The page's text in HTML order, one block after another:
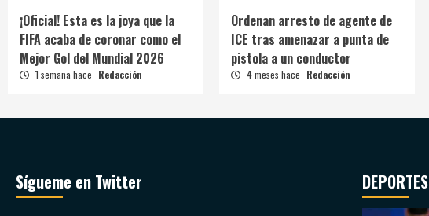
¡Oficial! Esta es la joya que la
FIFA acaba de coronar como el
Mejor Gol del Mundial 2026
1 semana hace Redacción
Ordenan arresto de agente de
ICE tras amenazar a punta de
pistola a un conductor
4 meses hace Redacción
Sígueme en Twitter DEPORTES